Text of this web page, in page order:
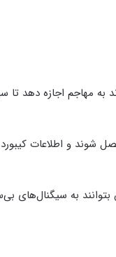
به مهاجم اجازه دهد تا
بتوانند به